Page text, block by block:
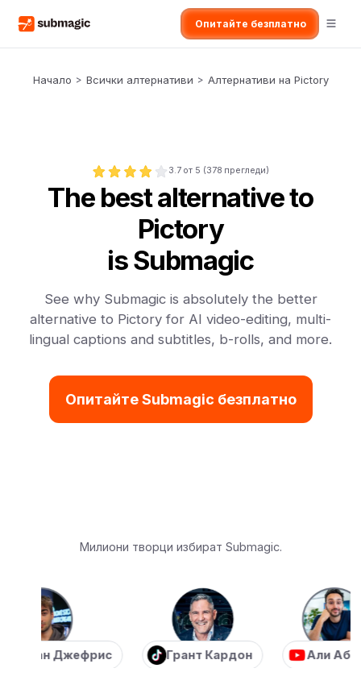
Опитайте безплатно
Начало > Всички алтернативи > Алтернативи на Pictory
3.7 от 5 (378 прегледи)
The best alternative to
Pictory
is Submagic
See why Submagic is absolutely the better
alternative to Pictory for AI video-editing, multi-
lingual captions and subtitles, b-rolls, and more.
Опитайте Submagic безплатно
Милиони творци избират Submagic.
Джефрис Грант Кардон Али Абдал